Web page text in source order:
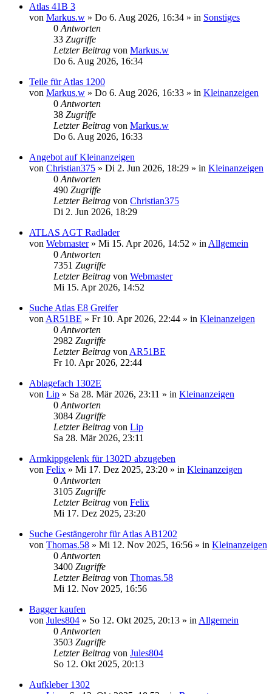
Atlas 41B 3
von Markus.w » Do 6. Aug 2026, 16:34 » in Sonstiges
0 Antworten
33 Zugriffe
Letzter Beitrag von Markus.w
Do 6. Aug 2026, 16:34
Teile für Atlas 1200
von Markus.w » Do 6. Aug 2026, 16:33 » in Kleinanzeigen
0 Antworten
38 Zugriffe
Letzter Beitrag von Markus.w
Do 6. Aug 2026, 16:33
Angebot auf Kleinanzeigen
von Christian375 » Di 2. Jun 2026, 18:29 » in Kleinanzeigen
0 Antworten
490 Zugriffe
Letzter Beitrag von Christian375
Di 2. Jun 2026, 18:29
ATLAS AGT Radlader
von Webmaster» Mi 15. Apr 2026, 14:52 » in Allgemein
0 Antworten
7351 Zugriffe
Letzter Beitrag von Webmaster
Mi 15. Apr 2026, 14:52
Suche Atlas E8 Greifer
von AR51BE » Fr 10. Apr 2026, 22:44 » in Kleinanzeigen
0 Antworten
2982 Zugriffe
Letzter Beitrag von AR51BE
Fr 10. Apr 2026, 22:44
Ablagefach 1302E
von Lip » Sa 28. Mär 2026, 23:11 » in Kleinanzeigen
0 Antworten
3084 Zugriffe
Letzter Beitrag von Lip
Sa 28. Mär 2026, 23:11
Armkippgelenk für 1302D abzugeben
von Felix » Mi 17. Dez 2025, 23:20 » in Kleinanzeigen
0 Antworten
3105 Zugriffe
Letzter Beitrag von Felix
Mi 17. Dez 2025, 23:20
Suche Gestängerohr für Atlas AB1202
von Thomas.58 » Mi 12. Nov 2025, 16:56 » in Kleinanzeigen
0 Antworten
3400 Zugriffe
Letzter Beitrag von Thomas.58
Mi 12. Nov 2025, 16:56
Bagger kaufen
von Jules804 » So 12. Okt 2025, 20:13 » in Allgemein
0 Antworten
3503 Zugriffe
Letzter Beitrag von Jules804
So 12. Okt 2025, 20:13
Aufkleber 1302